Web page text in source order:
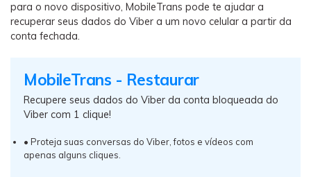
para o novo dispositivo, MobileTrans pode te ajudar a
recuperar seus dados do Viber a um novo celular a partir da
conta fechada.
MobileTrans - Restaurar
Recupere seus dados do Viber da conta bloqueada do
Viber com 1 clique!
• Proteja suas conversas do Viber, fotos e vídeos com
apenas alguns cliques.